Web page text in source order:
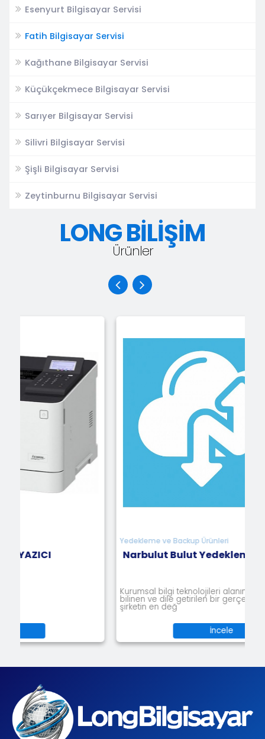
Esenyurt Bilgisayar Servisi
Fatih Bilgisayar Servisi
Kağıthane Bilgisayar Servisi
Küçükçekmece Bilgisayar Servisi
Sarıyer Bilgisayar Servisi
Silivri Bilgisayar Servisi
Şişli Bilgisayar Servisi
Zeytinburnu Bilgisayar Servisi
LONG BİLİŞİM
Ürünler
Yedekleme ve Backup Ürünleri
Narbulut Bulut Yedekleme
Kurumsal bilgi teknolojileri alanında uzun yıllardır
bilinen ve dile getirilen bir gerçek var: Veri, bir